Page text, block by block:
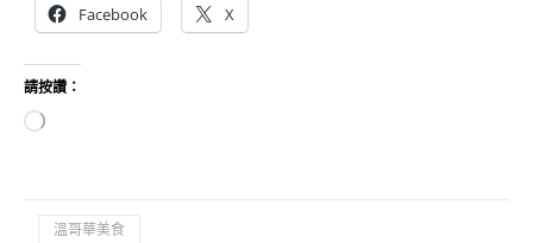
Facebook X
請按讚：
正在載入...
溫哥華美食